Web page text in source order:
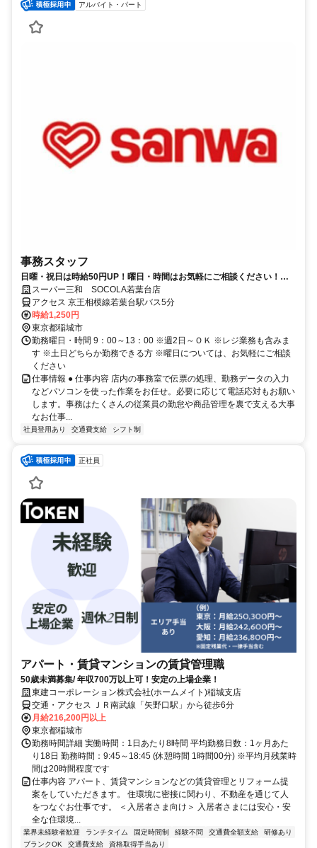
アルバイト・パート
事務スタッフ
日曜・祝日は時給50円UP！曜日・時間はお気軽にご相談ください！幅
広い年齢の方が活躍中
スーパー三和 SOCOLA若葉台店
アクセス 京王相模線若葉台駅バス5分
時給1,250円
東京都稲城市
勤務曜日・時間 9：00～13：00 ※週2日～ＯＫ ※レジ業務も含みま
す ※土日どちらか勤務できる方 ※曜日については、お気軽にご相談
ください
仕事情報 ● 仕事内容 店内の事務室で伝票の処理、勤務データの入力
などパソコンを使った作業をお任せ。必要に応じて電話応対もお願い
します。事務はたくさんの従業員の勤怠や商品管理を裏で支える大事
なお仕事...
社員登用あり 交通費支給 シフト制
正社員
アパート・賃貸マンションの賃貸管理職
50歳未満募集/ 年収700万以上可！安定の上場企業！
東建コーポレーション株式会社(ホームメイト)稲城支店
交通・アクセス ＪＲ南武線「矢野口駅」から徒歩6分
月給216,200円以上
東京都稲城市
勤務時間詳細 実働時間：1日あたり8時間 平均勤務日数：1ヶ月あた
り18日 勤務時間：9:45～18:45 (休憩時間 1時間00分) ※平均月残業時
間は20時間程度です
仕事内容 アパート、賃貸マンションなどの賃貸管理とリフォーム提
案をしていただきます。 住環境に密接に関わり、不動産を通じて人
をつなぐお仕事です。 ＜入居者さま向け＞ 入居者さまには安心・安
全な住環境...
業界未経験者歓迎 ランチタイム 固定時間制 経験不問 交通費全額支給
研修あり
ブランクOK
交通費支給 資格取得手当あり